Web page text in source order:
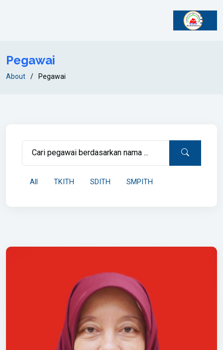
Pegawai
About Pegawai
All TKITH SDITH SMPITH